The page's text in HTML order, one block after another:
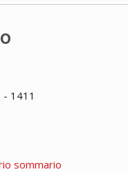
- 1411
sommario